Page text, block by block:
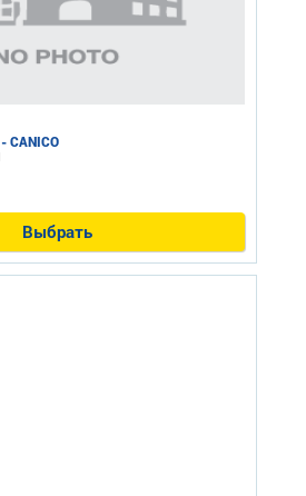
CANICO
Выбрать